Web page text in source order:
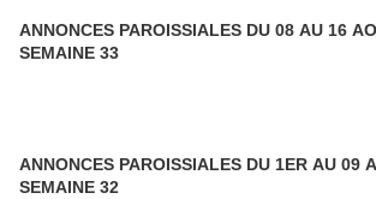
ANNONCES PAROISSIALES DU 08 AU 16
SEMAINE 33
ANNONCES PAROISSIALES DU 1ER AU 09
SEMAINE 32